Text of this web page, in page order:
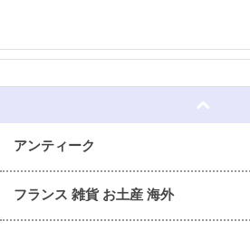
アンティーク
フランス 雑貨 お土産 海外